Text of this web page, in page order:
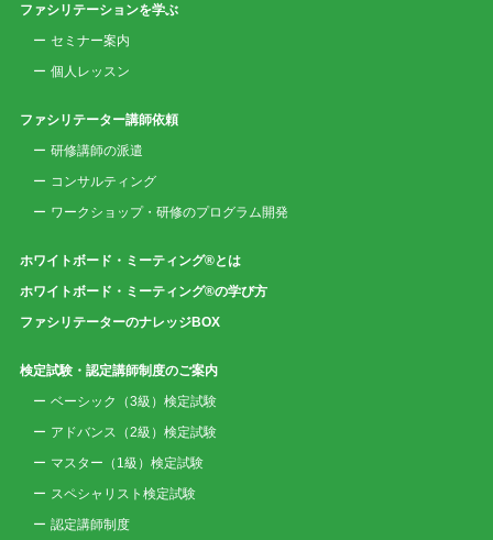
ファシリテーションを学ぶ
セミナー案内
個人レッスン
ファシリテーター講師依頼
研修講師の派遣
コンサルティング
ワークショップ・研修のプログラム開発
ホワイトボード・ミーティング®とは
ホワイトボード・ミーティング®の学び方
ファシリテーターのナレッジBOX
検定試験・認定講師制度のご案内
ベーシック（3級）検定試験
アドバンス（2級）検定試験
マスター（1級）検定試験
スペシャリスト検定試験
認定講師制度